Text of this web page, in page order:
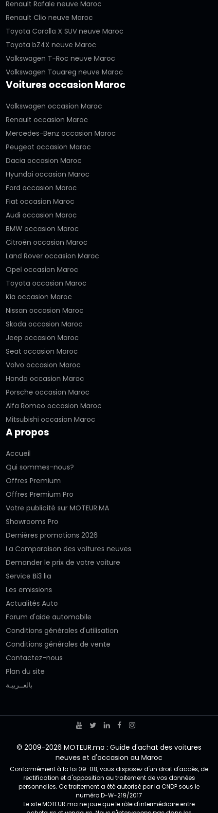
Renault Rafale neuve Maroc
Renault Clio neuve Maroc
Toyota Corolla X SUV neuve Maroc
Toyota bZ4X neuve Maroc
Volkswagen T-Roc neuve Maroc
Volkswagen Touareg neuve Maroc
Voitures occasion Maroc
Volkswagen occasion Maroc
Renault occasion Maroc
Mercedes-Benz occasion Maroc
Peugeot occasion Maroc
Dacia occasion Maroc
Hyundai occasion Maroc
Ford occasion Maroc
Fiat occasion Maroc
Audi occasion Maroc
BMW occasion Maroc
Citroën occasion Maroc
Land Rover occasion Maroc
Opel occasion Maroc
Toyota occasion Maroc
Kia occasion Maroc
Nissan occasion Maroc
Skoda occasion Maroc
Jeep occasion Maroc
Seat occasion Maroc
Volvo occasion Maroc
Honda occasion Maroc
Porsche occasion Maroc
Alfa Romeo occasion Maroc
Mitsubishi occasion Maroc
A propos
Accueil
Qui sommes-nous?
Offres Premium
Offres Premium Pro
Votre publicité sur MOTEUR.MA
Showrooms Pro
Dernières promotions 2026
La Comparaison des voitures neuves
Demander le prix de votre voiture
Service Bi3 lia
Les emissions
Actualités Auto
Forum d'aide automobile
Conditions générales d'utilisation
Conditions générales de vente
Contactez-nous
Plan du site
بالعــربيـة
© 2009-2026 MOTEUR.ma : Guide d'achat des voitures
neuves et d'occasion au Maroc
Conformément à la loi 09-08, vous disposez d'un droit d'accès, de
rectification et d'opposition au traitement de vos données
personnelles. Ce traitement a été autorisé par la CNDP sous le
numéro D-W-219/2017
Le site MOTEUR.ma ne joue que le rôle d'intermédiaire entre